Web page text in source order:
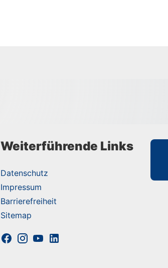
Weiterführende Links
Datenschutz
Impressum
Barrierefreiheit
Sitemap